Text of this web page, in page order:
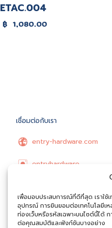
เพื่อมอบประสบการณ์ที่ดีที่สุด เราใช้
อุปกรณ์ การยินยอมต่อเทคโนโลยีเห
ท่องเว็บหรือรหัสเฉพาะบนไซต์นี้ได้
ต่อคุณสมบัติและฟังก์ชันบางอย่าง
ETAC.004
฿ 1,080.00
เชื่อมต่อกับเรา
entry-hardware.com
entryhardware